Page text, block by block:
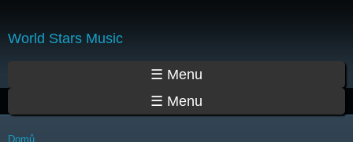
World Stars Music
☰ Menu
☰ Menu
Domů